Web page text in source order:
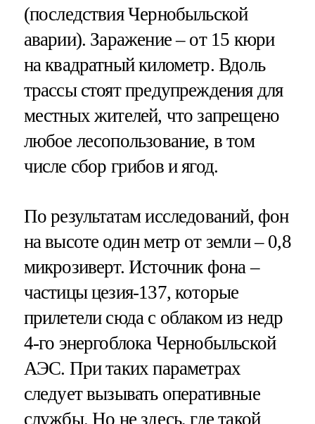
(последствия Чернобыльской
аварии). Заражение – от 15 кюри
на квадратный километр. Вдоль
трассы стоят предупреждения для
местных жителей, что запрещено
любое лесопользование, в том
числе сбор грибов и ягод.
По результатам исследований, фон
на высоте один метр от земли – 0,8
микрозиверт. Источник фона –
частицы цезия-137, которые
прилетели сюда с облаком из недр
4-го энергоблока Чернобыльской
АЭС. При таких параметрах
следует вызывать оперативные
службы. Но не здесь, где такой